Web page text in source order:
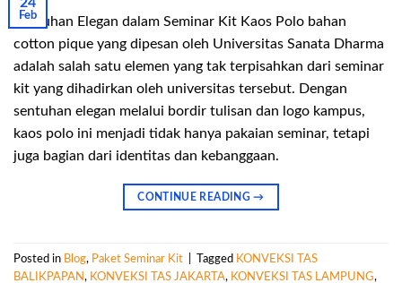
24
Feb
Sentuhan Elegan dalam Seminar Kit Kaos Polo bahan
cotton pique yang dipesan oleh Universitas Sanata Dharma
adalah salah satu elemen yang tak terpisahkan dari seminar
kit yang dihadirkan oleh universitas tersebut. Dengan
sentuhan elegan melalui bordir tulisan dan logo kampus,
kaos polo ini menjadi tidak hanya pakaian seminar, tetapi
juga bagian dari identitas dan kebanggaan.
CONTINUE READING→
Posted in Blog, Paket Seminar Kit Tagged KONVEKSI TAS
BALIKPAPAN, KONVEKSI TAS JAKARTA, KONVEKSI TAS LAMPUNG,